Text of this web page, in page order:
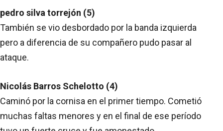
pedro silva torrejón (5)
También se vio desbordado por la banda izquierda
pero a diferencia de su compañero pudo pasar al
ataque.
Nicolás Barros Schelotto (4)
Caminó por la cornisa en el primer tiempo. Cometió
muchas faltas menores y en el final de ese período